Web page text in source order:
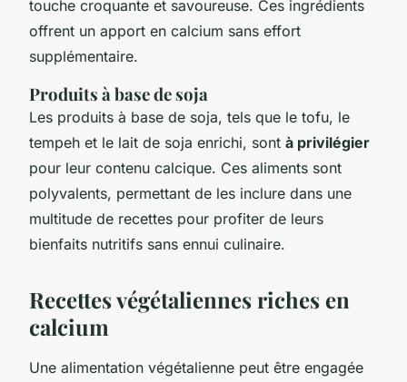
touche croquante et savoureuse. Ces ingrédients
offrent un apport en calcium sans effort
supplémentaire.
Produits à base de soja
Les produits à base de soja, tels que le tofu, le
tempeh et le lait de soja enrichi, sont à privilégier
pour leur contenu calcique. Ces aliments sont
polyvalents, permettant de les inclure dans une
multitude de recettes pour profiter de leurs
bienfaits nutritifs sans ennui culinaire.
Recettes végétaliennes riches en
calcium
Une alimentation végétalienne peut être engagée